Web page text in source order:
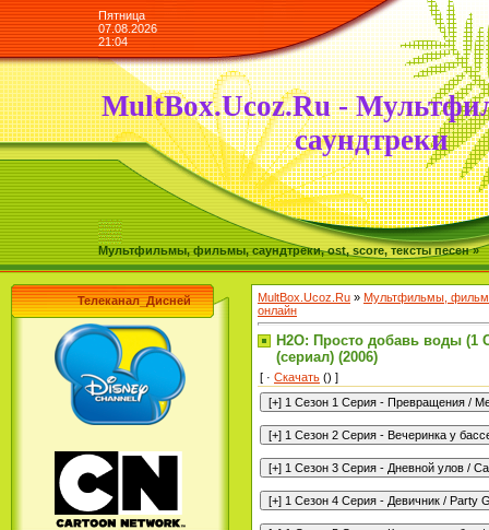
Пятница
07.08.2026
21:04
MultBox.Ucoz.Ru -
саундтреки
Мультфильмы, фильмы, саундтреки, ost, score, тексты песен »
Телеканал_Дисней MultBox.Ucoz.Ru » Мультфильмы,
онлайн
H2O: Просто добавь воды (1
(сериал) (2006)
[ · Скачать () ]